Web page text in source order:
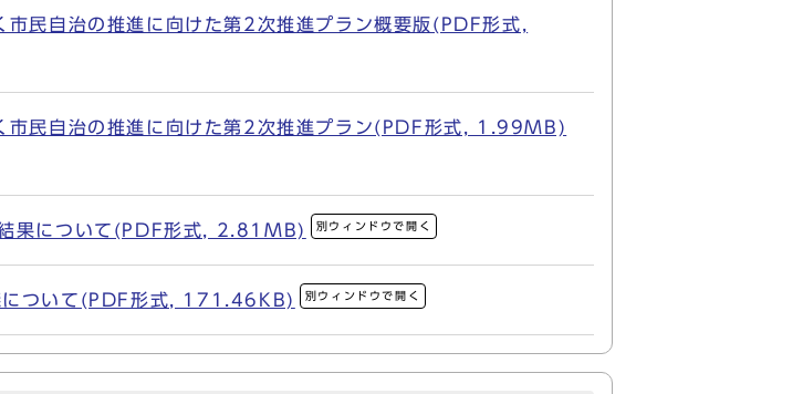
民自治の推進に向けた第2次推進プラン概要版(PDF形式,
市民自治の推進に向けた第2次推進プラン(PDF形式, 1.99MB)
果について(PDF形式, 2.81MB) 別ウィンドウで開く
について(PDF形式, 171.46KB) 別ウィンドウで開く